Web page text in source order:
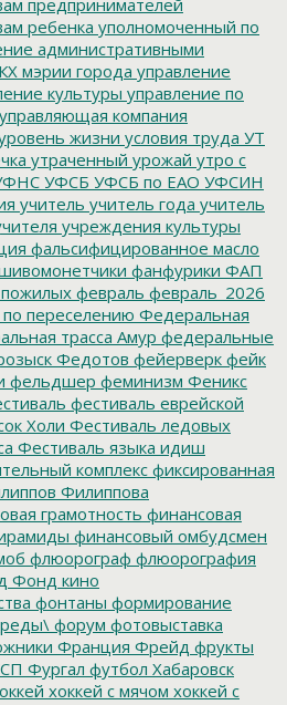
ребенка уполномоченный по
административными
мэрии города управление
культуры управление по
управляющая компания
жизни условия труда УТ
утраченный урожай утро с
УФСБ УФСБ по ЕАО УФСИН
учитель учитель года учитель
учреждения культуры
фальсифицированное масло
фанфурики ФАП
февраль февраль_2026
переселению Федеральная
трасса Амур федеральные
Федотов фейерверк фейк
фельдшер феминизм Феникс
фестиваль еврейской
Холи Фестиваль ледовых
Фестиваль языка идиш
комплекс фиксированная
Филиппова
грамотность финансовая
финансовый омбудсмен
флюорограф флюорография
Фонд кино
фонтаны формирование
форум фотовыставка
Франция Фрейд фрукты
Фургал футбол Хабаровск
хоккей с мячом хоккей с